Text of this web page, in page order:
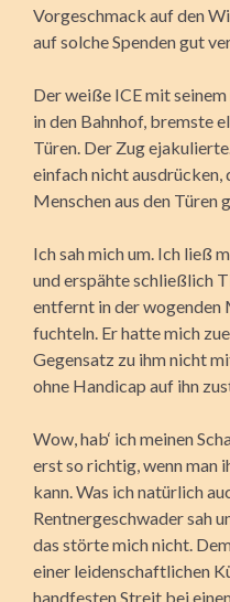
Vorgeschmack auf den
auf solche Spenden gut
Der weiße ICE mit
in den Bahnhof, bremste
Türen. Der Zug
einfach nicht ausdrücken,
Menschen aus den Türen
Ich sah mich um. Ich ließ
und erspähte schließlich
entfernt in der wogenden
fuchteln. Er hatte mich
Gegensatz zu ihm nicht
ohne Handicap auf ihn
Wow, hab‘ ich meinen
erst so richtig, wenn man
kann. Was ich natürlich
Rentnergeschwader sah
das störte mich nicht.
einer leidenschaftlichen
handfesten Streit bei